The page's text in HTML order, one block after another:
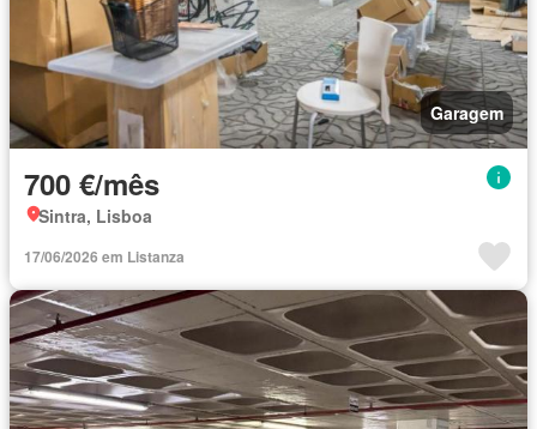
Garagem
700 €/mês
Sintra, Lisboa
17/06/2026 em Listanza